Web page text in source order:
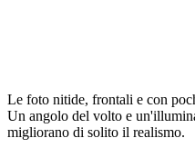
Le foto nitide, frontali e con
Un angolo del volto e
migliorano di solito il realismo.